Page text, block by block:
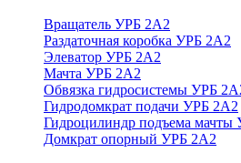
Вращатель УРБ 2А2
Раздаточная коробка УРБ 2А2
Элеватор УРБ 2А2
Мачта УРБ 2А2
Обвязка гидросистемы УРБ
Гидродомкрат подачи УРБ 2А2
Гидроцилиндр подъема мачты
Домкрат опорный УРБ 2А2